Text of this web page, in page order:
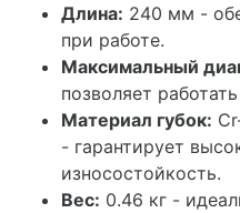
Длина: 240 мм -
при работе.
Максимальный
позволяет
Материал губок:
- гарантирует
износостойкость.
Вес: 0.46 кг -